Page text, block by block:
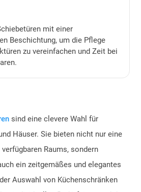
mit einer
Beschichtung, um die Pflege
zu vereinfachen und Zeit bei
sind eine clevere Wahl für
Häuser. Sie bieten nicht nur eine
Raums, sondern
ein zeitgemäßes und elegantes
Auswahl von Küchenschränken